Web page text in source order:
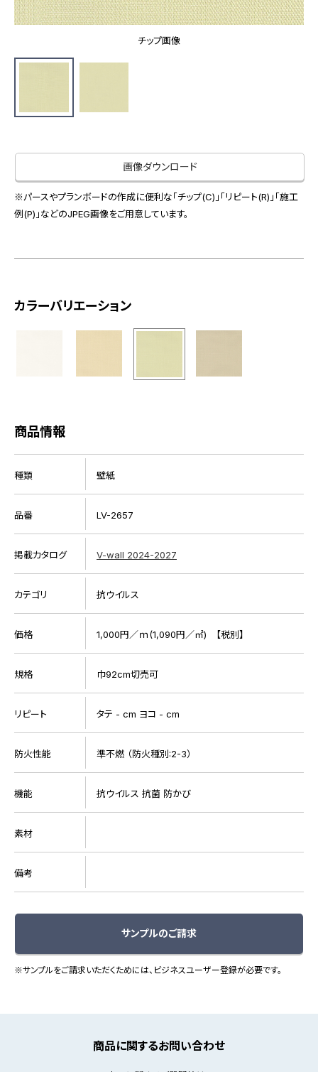
大阪ショールーム
お客様サポート トップ
画像ダウンロード
お役立ち資料
サンプル・カタログ請求／お問い合わせ（ビジネスのお客様）
スペースソリューション事業
オフィスソリューション事業
会社情報
プライバシーポリシーサイトマップ関連団体リンク集
チップ画像
画像ダウンロード
※パースやプランボードの作成に便利な「チップ(C)」「リピート(R)」「施工
例(P)」などのJPEG画像をご用意しています。
カラーバリエーション
商品情報
種類 壁紙
品番 LV-2657
掲載カタログ V-wall 2024-2027
カテゴリ 抗ウイルス
価格 1,000円／ｍ(1,090円／㎡) 【税別】
規格 巾92cm切売可
リピート タテ - cm ヨコ - cm
防火性能 準不燃 （防火種別:2-3）
機能 抗ウイルス 抗菌 防かび
素材
備考
サンプルのご請求
※サンプルをご請求いただくためには、ビジネスユーザー登録が必要です。
商品に関するお問い合わせ